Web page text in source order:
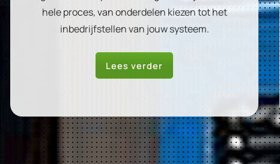
hele proces, van onderdelen kiezen tot het
inbedrijfstellen van jouw systeem.
Lees verder